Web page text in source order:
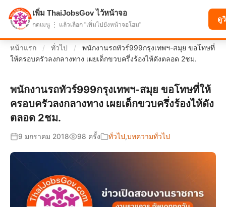
แบ่งปันโอกาส เพื่ออนาคตที่ก้าวหน้า
หน้าแรก / ทั่วไป /
พนักงานรถทัวร์999กรุงเทพฯ-สมุย ขอโทษที่
ให้ครอบครัวลงกลางทาง เผยเด็กขวบครึ่งร้องไห้ดังตลอด 2ชม.
พนักงานรถทัวร์999กรุงเทพฯ-สมุย ขอโทษที่ให้
ครอบครัวลงกลางทาง เผยเด็กขวบครึ่งร้องไห้ดัง
ตลอด 2ชม.
9 มกราคม 2018 98 ครั้ง ทั่วไป,บทความทั่วไป
เพิ่ม ThaiJobsGov ไว้หน้าจอ
กดเมนู ⋮ แล้วเลือก "เพิ่มไปยังหน้าจอโฮม"
ดู